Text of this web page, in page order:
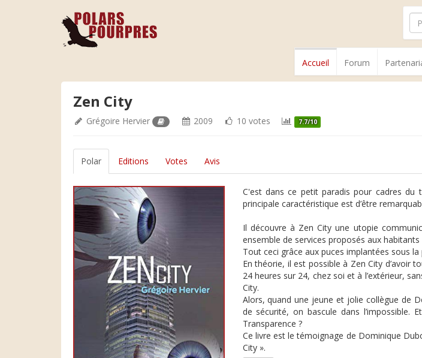
Accueil Forum
Zen City
Grégoire Hervier 2009 10 votes 7.7/10
Polar Editions Votes Avis
C'est dans ce petit paradis pour cadres du
principale caractéristique est d’être
Il découvre à Zen City une utopie
ensemble de services proposés aux habitants
Tout ceci grâce aux puces implantées sous la
En théorie, il est possible à Zen City d’avoir
24 heures sur 24, chez soi et à l’extérieur,
City.
Alors, quand une jeune et jolie collègue de
de sécurité, on bascule dans l’impossible.
Transparence ?
Ce livre est le témoignage de Dominique
City ».